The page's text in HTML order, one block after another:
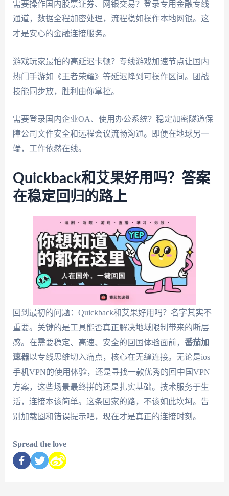
需要操作国内股票证券、网银交易？登录专用金融专线
通道，数据全程加密处理，流程稳如操作本地网银。这
才是安心的金融连接服务。
游戏玩家最怕的高延迟卡顿？专线游戏加速节点让国内
热门手游如《王者荣耀》等延迟降到可操作区间。团战
技能同步放，胜利由你掌控。
需要登录国内企业OA、使用办公系统？稳定加密隧道保
障公司文件安全和远程会议流畅沟通。即便在地球另一
端，工作依然在线。
Quickback和艾果好用吗？答案
在稳定回归的路上
回到最初的问题：Quickback和艾果好用吗？名字其实不
重要。关键的是工具能否真正解决地域限制带来的断层
感。在需要稳定、高速、安全的回国体验面前， 番茄加
速器以专线思维切入痛点，核心在无缝连接。无论是ios
手机VPN的使用体验，还是寻找一款优秀的回中国VPN
方案，这些场景最终拼的还是扎实基础。技术服务于生
活，连接本该简单。这条回家的路，不该如此坎坷。告
别加载圈和错误提示吧，现在才是真正的连接时刻。
Spread the love